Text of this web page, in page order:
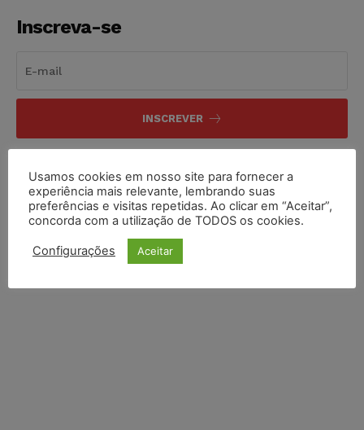
Inscreva-se
INSCREVER
Usamos cookies em nosso site para fornecer a
experiência mais relevante, lembrando suas
preferências e visitas repetidas. Ao clicar em “Aceitar”,
concorda com a utilização de TODOS os cookies.
Configurações Aceitar